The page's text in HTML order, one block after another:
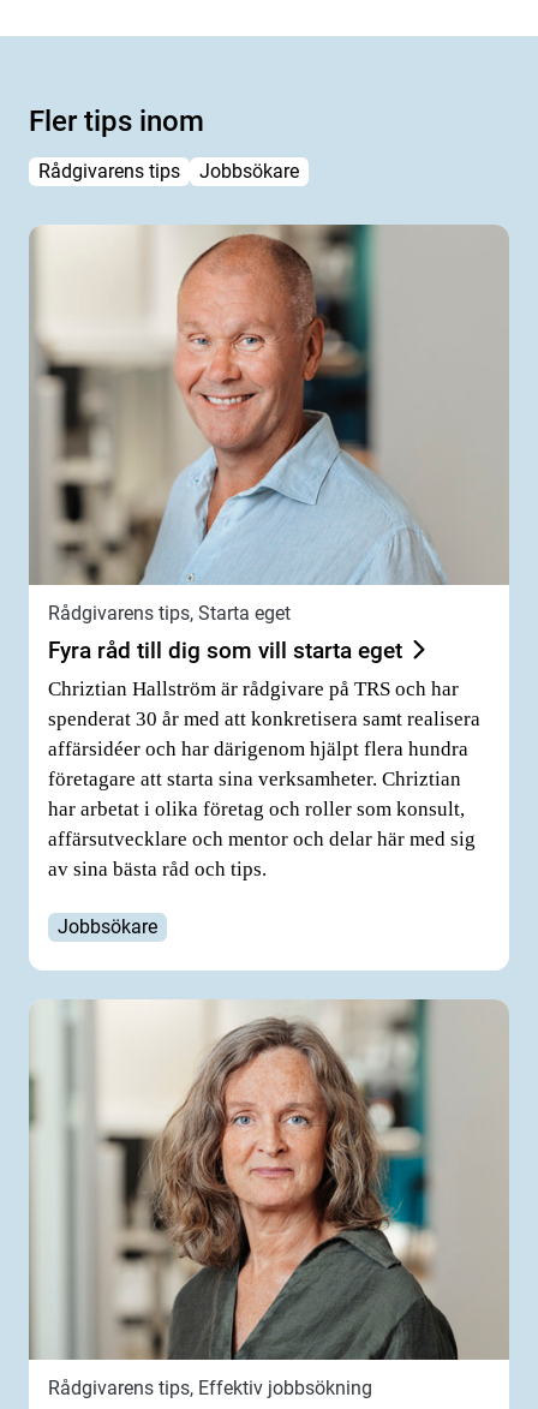
Fler tips inom
Rådgivarens tips Jobbsökare
Rådgivarens tips, Starta eget
Fyra råd till dig som vill starta eget
Chriztian Hallström är rådgivare på TRS och har
spenderat 30 år med att konkretisera samt realisera
affärsidéer och har därigenom hjälpt flera hundra
företagare att starta sina verksamheter. Chriztian
har arbetat i olika företag och roller som konsult,
affärsutvecklare och mentor och delar här med sig
av sina bästa råd och tips.
Jobbsökare
Rådgivarens tips, Effektiv jobbsökning